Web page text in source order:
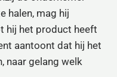
halen, mag hij
hij het product heeft
aantoont dat hij het
naar gelang welk